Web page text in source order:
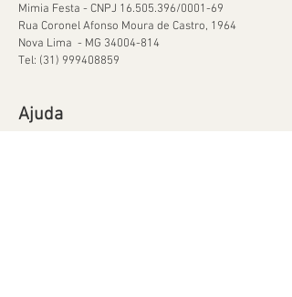
Mimia Festa - CNPJ 16.505.396/0001-69
Rua Coronel Afonso Moura de Castro, 1964
Nova Lima - MG 34004-814
Tel: (31) 999408859
Ajuda